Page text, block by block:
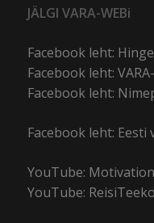
JÄLGI VARA-WEBi
Facebook leht:
Facebook leht:
Facebook leht:
Facebook leht: Eesti
YouTube:
YouTube: